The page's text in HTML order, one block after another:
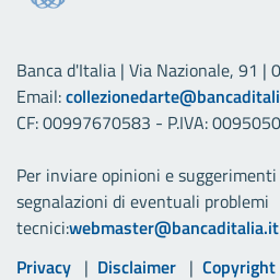
Banca d'Italia | Via Nazionale, 91 |
Email:
CF: 00997670583 - P.IVA:
Per inviare opinioni e
segnalazioni di eventuali problemi
tecnici:webmaster@bancaditalia.it
Link utili
Privacy Disclaimer Copyright